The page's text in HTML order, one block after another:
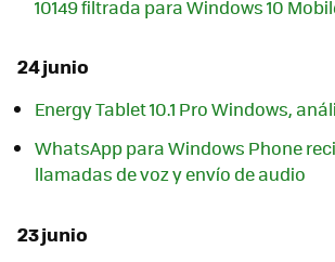
10149 filtrada para Windows 10
24 junio
Energy Tablet 10.1 Pro Windows,
WhatsApp para Windows Phone
llamadas de voz y envío de audio
23 junio